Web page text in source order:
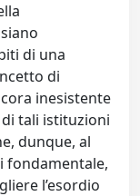
di una
di
inesistente
tali istituzioni
dunque, al
fondamentale,
l’esordio